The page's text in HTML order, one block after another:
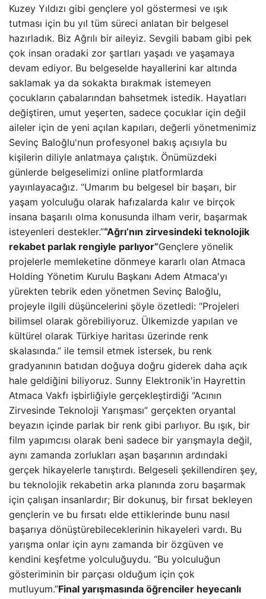
Kuzey Yıldızı gibi gençlere yol göstermesi ve ışık
tutması için bu yıl tüm süreci anlatan bir belgesel
hazırladık. Biz Ağrılı bir aileyiz. Sevgili babam gibi pek
çok insan oradaki zor şartları yaşadı ve yaşamaya
devam ediyor. Bu belgeselde hayallerini kar altında
saklamak ya da sokakta bırakmak istemeyen
çocukların çabalarından bahsetmek istedik. Hayatları
değiştiren, umut yeşerten, sadece çocuklar için değil
aileler için de yeni açılan kapıları, değerli yönetmenimiz
Sevinç Baloğlu'nun profesyonel bakış açısıyla bu
kişilerin diliyle anlatmaya çalıştık. Önümüzdeki
günlerde belgeselimizi online platformlarda
yayınlayacağız. “Umarım bu belgesel bir başarı, bir
yaşam yolculuğu olarak hafızalarda kalır ve birçok
insana başarılı olma konusunda ilham verir, başarmak
isteyenleri destekler.”“Ağrı’nın zirvesindeki teknolojik
rekabet parlak rengiyle parlıyor”Gençlere yönelik
projelerle memleketine dönmeye kararlı olan Atmaca
Holding Yönetim Kurulu Başkanı Adem Atmaca'yı
yürekten tebrik eden yönetmen Sevinç Baloğlu,
projeyle ilgili düşüncelerini şöyle özetledi: “Projeleri
bilimsel olarak görebiliyoruz. Ülkemizde yapılan ve
kültürel olarak Türkiye haritası üzerinde renk
skalasında.” ile temsil etmek istersek, bu renk
gradyanının batıdan doğuya doğru giderek daha açık
hale geldiğini biliyoruz. Sunny Elektronik'in Hayrettin
Atmaca Vakfı işbirliğiyle gerçekleştirdiği “Acının
Zirvesinde Teknoloji Yarışması” gerçekten oryantal
beyazın içinde parlak bir renk gibi parlıyor. Bu ışık, bir
film yapımcısı olarak beni sadece bir yarışmayla değil,
aynı zamanda zorlukları aşan başarının ardındaki
gerçek hikayelerle tanıştırdı. Belgeseli şekillendiren şey,
bu teknolojik rekabetin arka planında zoru başarmak
için çalışan insanlardır; Bir dokunuş, bir fırsat bekleyen
gençlerin ve bu fırsatı elde ettiklerinde bunu nasıl
başarıya dönüştürebileceklerinin hikayeleri vardı. Bu
yarışma onlar için aynı zamanda bir özgüven ve
kendini keşfetme yolculuğuydu. “Bu yolculuğun
gösteriminin bir parçası olduğum için çok
mutluyum.”Final yarışmasında öğrenciler heyecanlı